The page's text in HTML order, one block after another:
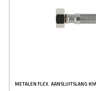
METALEN FLEX. AANSLUITSLANG